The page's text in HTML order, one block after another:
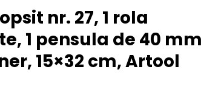
remorci
Unelte de vopsit si
tencuit
Pistoale si sisteme de
nr. 27, 1 rola
1 pensula de 40
15×32 cm, Artool